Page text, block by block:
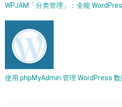
WPJAM「分类管理」：全能
使用 phpMyAdmin 管理 WordPress 数